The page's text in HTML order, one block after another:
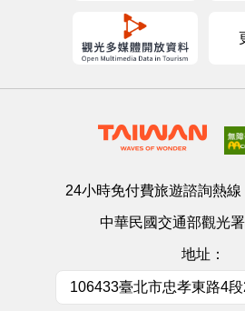
24小時免付費旅遊諮詢熱線
中華民國交通部觀光
地址：
106433臺北市忠孝東路4